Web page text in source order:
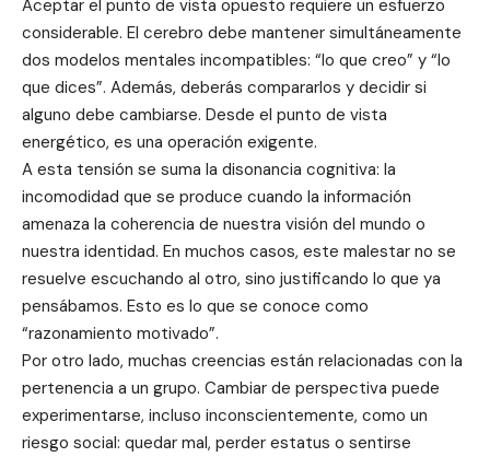
Aceptar el punto de vista opuesto requiere un esfuerzo
considerable. El cerebro debe mantener simultáneamente
dos modelos mentales incompatibles: “lo que creo” y “lo
que dices”. Además, deberás compararlos y decidir si
alguno debe cambiarse. Desde el punto de vista
energético, es una operación exigente.
A esta tensión se suma la disonancia cognitiva: la
incomodidad que se produce cuando la información
amenaza la coherencia de nuestra visión del mundo o
nuestra identidad. En muchos casos, este malestar no se
resuelve escuchando al otro, sino justificando lo que ya
pensábamos. Esto es lo que se conoce como
“razonamiento motivado”.
Por otro lado, muchas creencias están relacionadas con la
pertenencia a un grupo. Cambiar de perspectiva puede
experimentarse, incluso inconscientemente, como un
riesgo social: quedar mal, perder estatus o sentirse